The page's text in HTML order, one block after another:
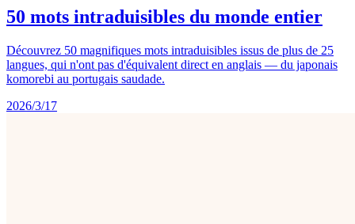
50 mots intraduisibles du monde entier
Découvrez 50 magnifiques mots intraduisibles issus de plus de 25
langues, qui n'ont pas d'équivalent direct en anglais — du japonais
komorebi au portugais saudade.
2026/3/17